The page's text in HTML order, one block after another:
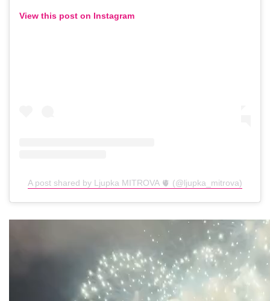
View this post on Instagram
A post shared by Ljupka MITROVA 🫀 (@ljupka_mitrova)